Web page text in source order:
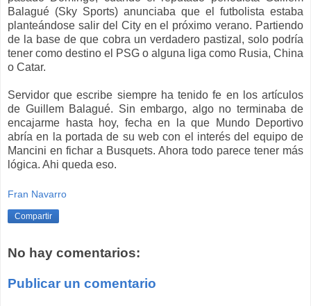
Balagué (Sky Sports) anunciaba que el futbolista estaba
planteándose salir del City en el próximo verano. Partiendo
de la base de que cobra un verdadero pastizal, solo podría
tener como destino el PSG o alguna liga como Rusia, China
o Catar.
Servidor que escribe siempre ha tenido fe en los artículos
de Guillem Balagué. Sin embargo, algo no terminaba de
encajarme hasta hoy, fecha en la que Mundo Deportivo
abría en la portada de su web con el interés del equipo de
Mancini en fichar a Busquets. Ahora todo parece tener más
lógica. Ahi queda eso.
Fran Navarro
Compartir
No hay comentarios:
Publicar un comentario